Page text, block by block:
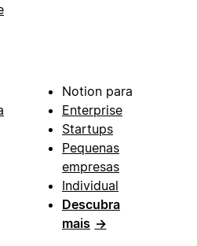
Notion para
Enterprise
Startups
Pequenas
empresas
Individual
Descubra
mais →